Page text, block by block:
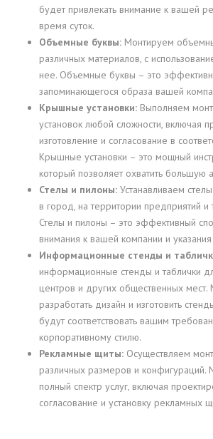
будет привлекать внимание к вашей
время суток.
Объемные буквы: Монтируем
различных материалов, с
нее. Объемные буквы – это
запоминающегося образа вашей
Крышные установки: Выполняем
установок любой сложности, включая
изготовление и согласование в
Крышные установки – это мощный
который позволяет охватить большую
Стелы и пилоны: Устанавливаем
в город, на территории предприятий и
Стелы и пилоны – это эффективный
внимания к вашей компании и
Информационные стенды и
информационные стенды и таблички
центров и других общественных
разработать дизайн и изготовить
будут соответствовать вашим
корпоративному стилю.
Рекламные щиты: Осуществляем
различных размеров и конфигураций.
полный спектр услуг, включая
согласование и установку рекламных